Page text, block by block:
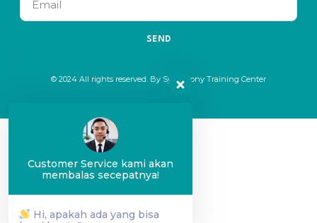
SEND
© 2024 All rights reserved. By Symphony Training Center
Customer Service kami akan
membalas secepatnya!
Hi, apakah ada yang bisa